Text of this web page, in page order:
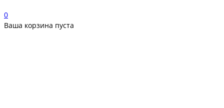
0
Ваша корзина пуста